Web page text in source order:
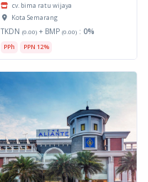
cv. bima ratu wijaya
Kota Semarang
TKDN (0.00) + BMP (0.00) : 0%
PPh PPN 12%